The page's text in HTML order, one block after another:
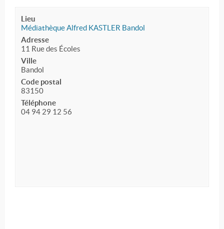
Lieu
Médiathèque Alfred KASTLER Bandol
Adresse
11 Rue des Écoles
Ville
Bandol
Code postal
83150
Téléphone
04 94 29 12 56